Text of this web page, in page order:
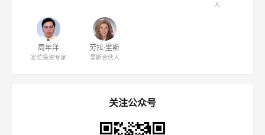
人
周年洋
定位投资专家
劳拉·里斯
里斯合伙人
关注公众号